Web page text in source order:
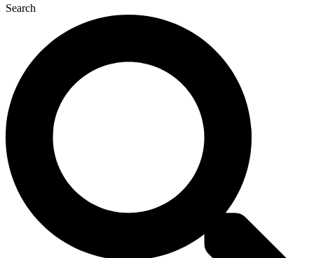
Search